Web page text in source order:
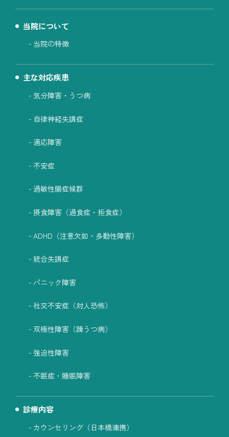
当院について
当院の特徴
主な対応疾患
気分障害・うつ病
自律神経失調症
適応障害
不安症
過敏性腸症候群
摂食障害（過食症・拒食症）
ADHD（注意欠如・多動性障害）
統合失調症
パニック障害
社交不安症（対人恐怖）
双極性障害（躁うつ病）
強迫性障害
不眠症・睡眠障害
診療内容
カウンセリング（日本橋連携）